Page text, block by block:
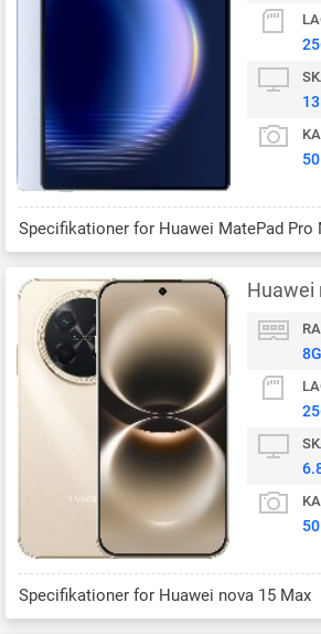
Specifikationer for Huawei MatePad Pro
Huawei
Specifikationer for Huawei nova 15 Max